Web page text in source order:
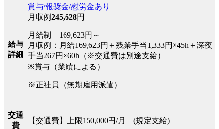
給与
詳細
賞与/報奨金/慰労金あり
月収例245,628円
月給制 169,623円～
月収例：月給169,623円＋残業手当1,333円×45h＋深夜
手当267円×60h（※交通費は別途支給）
※賞与（業績による）
※正社員（無期雇用派遣）
交通
費
【交通費】上限150,000円/月 (規定支給)